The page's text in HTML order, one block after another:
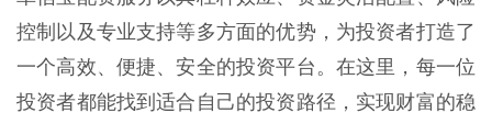
控制以及专业支持等多方面的优势，为投资者打造了
一个高效、便捷、安全的投资平台。在这里，每一位
投资者都能找到适合自己的投资路径，实现财富的稳